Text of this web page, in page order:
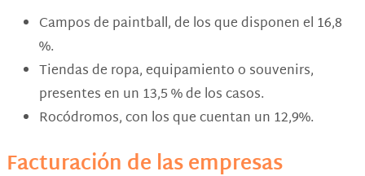
Campos de paintball, de los que disponen el 16,8
%.
Tiendas de ropa, equipamiento o souvenirs,
presentes en un 13,5 % de los casos.
Rocódromos, con los que cuentan un 12,9%.
Facturación de las empresas